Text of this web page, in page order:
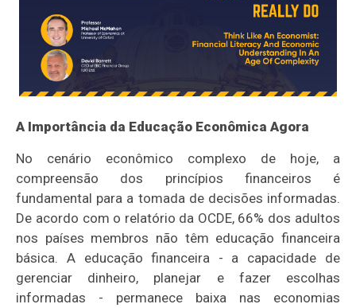
A Importância da Educação Econômica Agora
No cenário econômico complexo de hoje, a
compreensão dos princípios financeiros é
fundamental para a tomada de decisões informadas.
De acordo com o relatório da OCDE, 66% dos adultos
nos países membros não têm educação financeira
básica. A educação financeira - a capacidade de
gerenciar dinheiro, planejar e fazer escolhas
informadas - permanece baixa nas economias